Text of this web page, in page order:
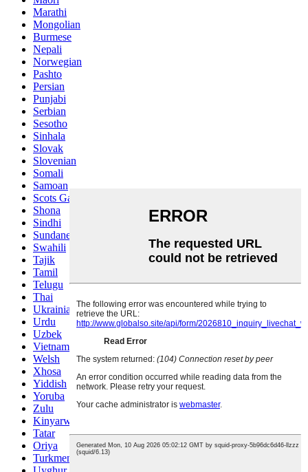
Marathi
Mongolian
Burmese
Nepali
Norwegian
Pashto
Persian
Punjabi
Serbian
Sesotho
Sinhala
Slovak
Slovenian
Somali
Samoan
Scots Gaelic
Shona
Sindhi
Sundanese
Swahili
Tajik
Tamil
Telugu
Thai
Ukrainian
Urdu
Uzbek
Vietnamese
Welsh
Xhosa
Yiddish
Yoruba
Zulu
Kinyarwanda
Tatar
Oriya
Turkmen